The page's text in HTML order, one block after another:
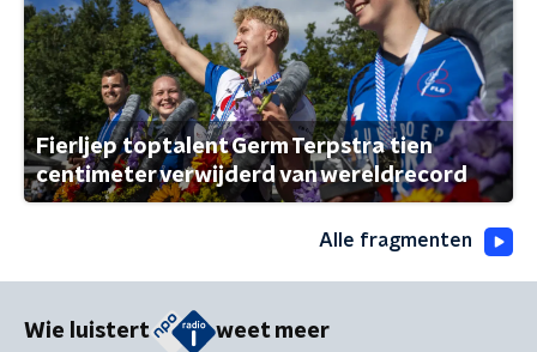
Fierljep toptalent Germ Terpstra tien
centimeter verwijderd van wereldrecord
Alle fragmenten
Wie luistert weet meer